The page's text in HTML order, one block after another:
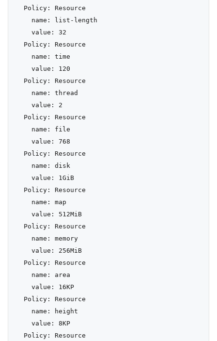
  Policy: Resource
    name: list-length
    value: 32
  Policy: Resource
    name: time
    value: 120
  Policy: Resource
    name: thread
    value: 2
  Policy: Resource
    name: file
    value: 768
  Policy: Resource
    name: disk
    value: 1GiB
  Policy: Resource
    name: map
    value: 512MiB
  Policy: Resource
    name: memory
    value: 256MiB
  Policy: Resource
    name: area
    value: 16KP
  Policy: Resource
    name: height
    value: 8KP
  Policy: Resource